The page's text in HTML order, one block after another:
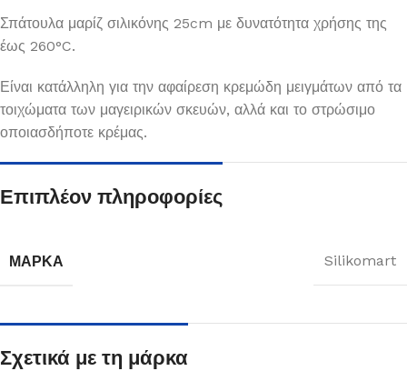
Σπάτουλα μαρίζ σιλικόνης 25cm με δυνατότητα χρήσης της
έως 260°C.
Είναι κατάλληλη για την αφαίρεση κρεμώδη μειγμάτων από τα
τοιχώματα των μαγειρικών σκευών, αλλά και το στρώσιμο
οποιασδήποτε κρέμας.
Επιπλέον πληροφορίες
ΜΆΡΚΑ Silikomart
Σχετικά με τη μάρκα